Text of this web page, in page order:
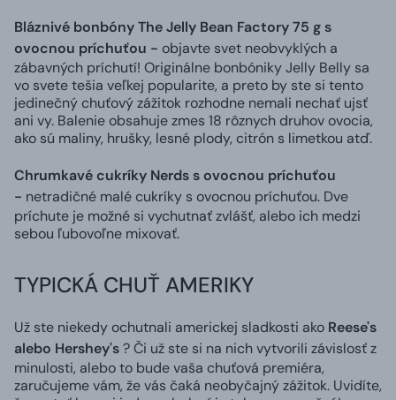
Bláznivé bonbóny The Jelly Bean Factory 75 g s
ovocnou príchuťou - objavte svet neobvyklých a
zábavných príchutí! Originálne bonbóniky Jelly Belly sa
vo svete tešia veľkej popularite, a preto by ste si tento
jedinečný chuťový zážitok rozhodne nemali nechať ujsť
ani vy. Balenie obsahuje zmes 18 rôznych druhov ovocia,
ako sú maliny, hrušky, lesné plody, citrón s limetkou atď.
Chrumkavé cukríky Nerds s ovocnou príchuťou
- netradičné malé cukríky s ovocnou príchuťou. Dve
príchute je možné si vychutnať zvlášť, alebo ich medzi
sebou ľubovoľne mixovať.
TYPICKÁ CHUŤ AMERIKY
Už ste niekedy ochutnali americkej sladkosti ako Reese's
alebo Hershey's? Či už ste si na nich vytvorili závislosť z
minulosti, alebo to bude vaša chuťová premiéra,
zaručujeme vám, že vás čaká neobyčajný zážitok. Uvidíte,